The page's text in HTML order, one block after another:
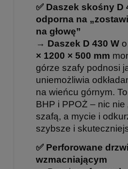
✅ Daszek skośny D
odporna na
na głowę”
→ Daszek D 430 W
× 1200 × 500 mm
górze szafy podnosi
uniemożliwia
na wieńcu górnym.
BHP i PPOŻ – nic nie
szafą, a mycie i
szybsze i
✅ Perforowane
wzmacniającym